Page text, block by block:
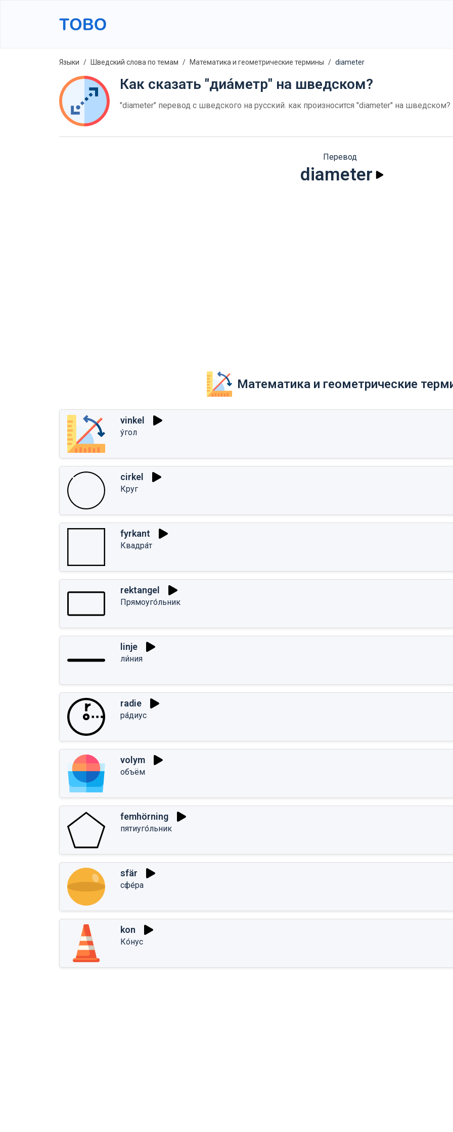
Языки Шведский слова по темам Математика и геометрические термины diameter
Как сказать "диа́метр" на шведском?
"diameter" перевод с шведского на русский. как произносится "diameter" на
Перевод
diameter
Математика и геометрические
vinkel
у́гол
cirkel
Круг
fyrkant
Квадра́т
rektangel
Прямоуго́льник
linje
ли́ния
radie
ра́диус
volym
объём
femhörning
пятиуго́льник
sfär
сфе́ра
kon
Ко́нус